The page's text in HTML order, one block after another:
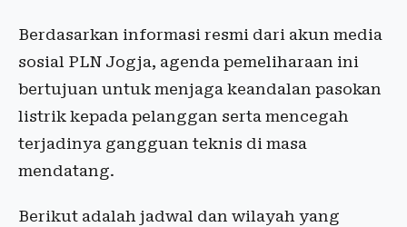
Berdasarkan informasi resmi dari akun media
sosial PLN Jogja, agenda pemeliharaan ini
bertujuan untuk menjaga keandalan pasokan
listrik kepada pelanggan serta mencegah
terjadinya gangguan teknis di masa
mendatang.
Berikut adalah jadwal dan wilayah yang